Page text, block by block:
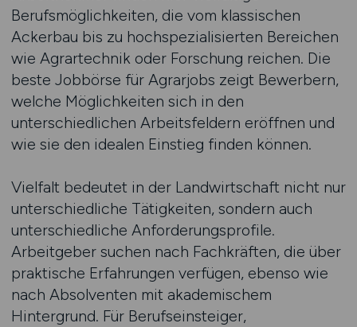
Berufsmöglichkeiten, die vom klassischen
Ackerbau bis zu hochspezialisierten Bereichen
wie Agrartechnik oder Forschung reichen. Die
beste Jobbörse für Agrarjobs zeigt Bewerbern,
welche Möglichkeiten sich in den
unterschiedlichen Arbeitsfeldern eröffnen und
wie sie den idealen Einstieg finden können.
Vielfalt bedeutet in der Landwirtschaft nicht nur
unterschiedliche Tätigkeiten, sondern auch
unterschiedliche Anforderungsprofile.
Arbeitgeber suchen nach Fachkräften, die über
praktische Erfahrungen verfügen, ebenso wie
nach Absolventen mit akademischem
Hintergrund. Für Berufseinsteiger,